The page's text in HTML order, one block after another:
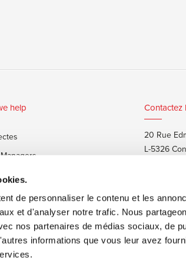
de personnaliser le contenu et les
et d'analyser notre trafic. Nous
nos partenaires de médias sociaux, de
informations que vous leur avez
help Contactez
20 Rue
L-5326
de vente